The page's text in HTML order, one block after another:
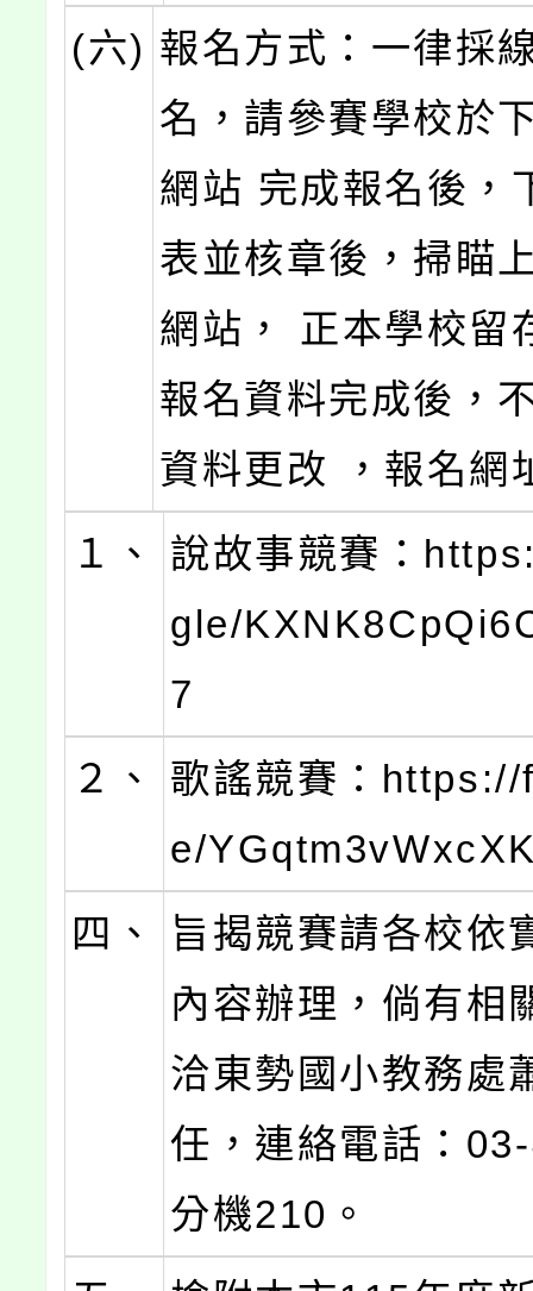
(六) 報名方式：一律採
名，請參賽學校於
網站 完成報名後，
表並核章後，掃瞄
網站， 正本學校留
報名資料完成後，
資料更改 ，報名網
１、
說故事競賽：
gle/
7
２、
歌謠競賽：
e/
四、
旨揭競賽請各校依
內容辦理，倘有相
洽東勢國小教務處
任，連絡電話：
分機210。